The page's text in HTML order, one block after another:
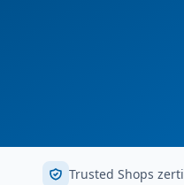
Trusted Shops